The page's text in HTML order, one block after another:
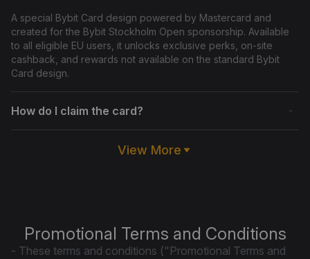
A special Bybit Card design powered by Mastercard and
created for the Bybit Stockholm Open sponsorship. Available
to all eligible EU users, it unlocks exclusive perks, on-site
cashback, and rewards not available on the standard Bybit
Card design.
How do I claim the card?
select the Stockholm Open design from your Card dashboard.
View More
Promotional Terms and Conditions
- These terms and conditions ("Promotional Terms and